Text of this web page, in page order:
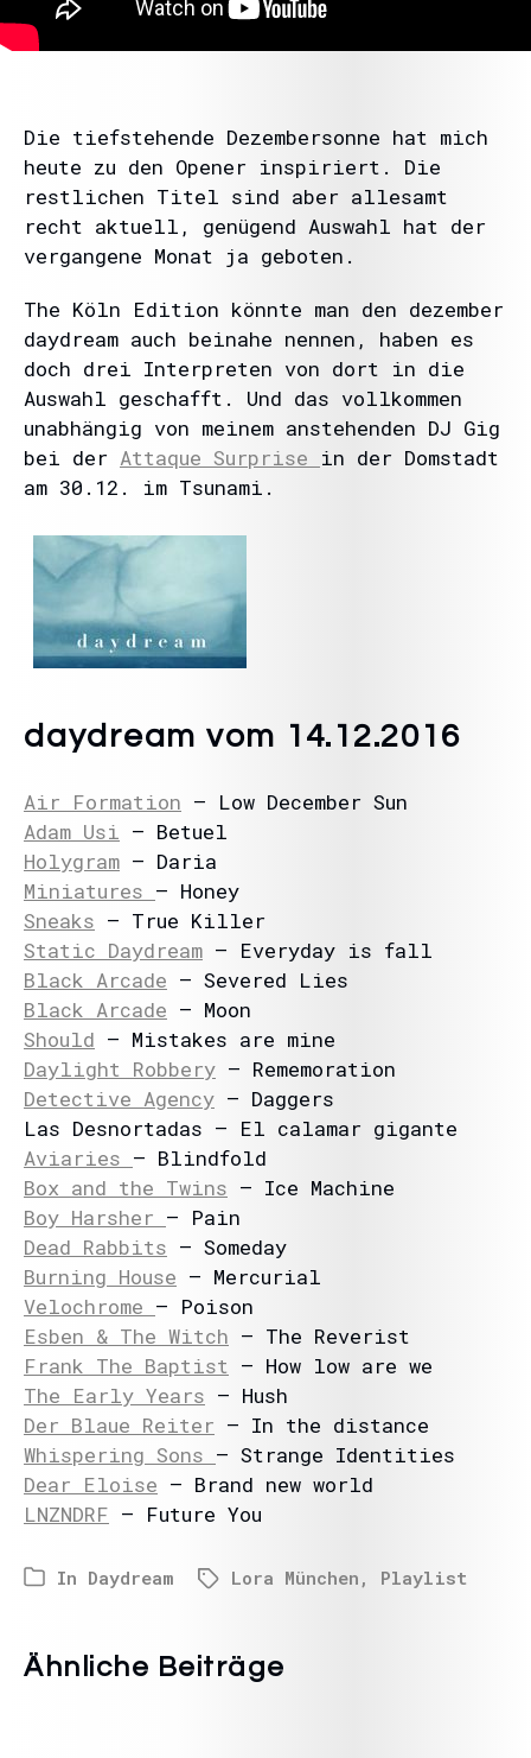
Die tiefstehende Dezembersonne hat mich
heute zu den Opener inspiriert. Die
restlichen Titel sind aber allesamt
recht aktuell, genügend Auswahl hat der
vergangene Monat ja geboten.
The Köln Edition könnte man den dezember
daydream auch beinahe nennen, haben es
doch drei Interpreten von dort in die
Auswahl geschafft. Und das vollkommen
unabhängig von meinem anstehenden DJ Gig
bei der Attaque Surprise in der Domstadt
am 30.12. im Tsunami.
daydream vom 14.12.2016
Air Formation – Low December Sun
Adam Usi – Betuel
Holygram – Daria
Miniatures – Honey
Sneaks – True Killer
Static Daydream – Everyday is fall
Black Arcade – Severed Lies
Black Arcade – Moon
Should – Mistakes are mine
Daylight Robbery – Rememoration
Detective Agency – Daggers
Las Desnortadas – El calamar gigante
Aviaries – Blindfold
Box and the Twins – Ice Machine
Boy Harsher – Pain
Dead Rabbits – Someday
Burning House – Mercurial
Velochrome – Poison
Esben & The Witch – The Reverist
Frank The Baptist – How low are we
The Early Years – Hush
Der Blaue Reiter – In the distance
Whispering Sons – Strange Identities
Dear Eloise – Brand new world
LNZNDRF – Future You
In Daydream Lora München , Playlist
Ähnliche Beiträge